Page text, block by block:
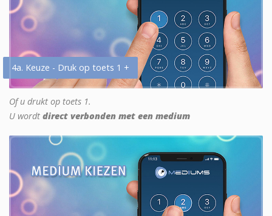
4a. Keuze - Druk op toets 1 +
Of u drukt op toets 1.
U wordt direct verbonden met een medium